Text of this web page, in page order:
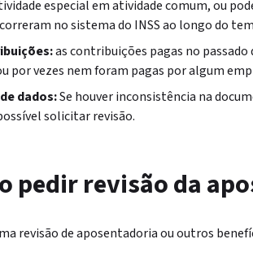
especial em atividade comum, ou
no sistema do INSS ao longo do
as contribuições pagas no
por vezes nem foram pagas por algum
dados:Se houver inconsistência na
solicitar revisão.
pedir revisão da
revisão de aposentadoria ou outros